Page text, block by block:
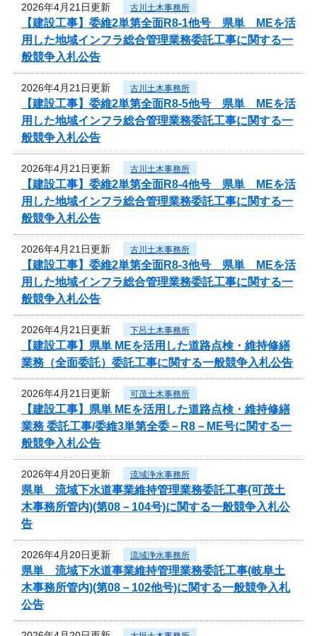
2026年4月21日更新 古川土木事務所
【建設工事】委維2単第全面R8-1他号 県単 MEを活
用した地域インフラ総合管理業務委託工事に関する一
般競争入札公告
2026年4月21日更新 古川土木事務所
【建設工事】委維2単第全面R8-5他号 県単 MEを活
用した地域インフラ総合管理業務委託工事に関する一
般競争入札公告
2026年4月21日更新 古川土木事務所
【建設工事】委維2単第全面R8-4他号 県単 MEを活
用した地域インフラ総合管理業務委託工事に関する一
般競争入札公告
2026年4月21日更新 古川土木事務所
【建設工事】委維2単第全面R8-3他号 県単 MEを活
用した地域インフラ総合管理業務委託工事に関する一
般競争入札公告
2026年4月21日更新 下呂土木事務所
【建設工事】県単 MEを活用した道路点検・維持修繕
業務（全面委託）委託工事に関する一般競争入札公告
2026年4月21日更新 可茂土木事務所
【建設工事】県単 MEを活用した道路点検・維持修繕
業務 委託工事/委維3単第全委－R8－ME号に関する一
般競争入札公告
2026年4月20日更新 流域浄水事務所
県単 流域下水道事業維持管理業務委託工事(可茂土
木事務所管内)(第08－104号)に関する一般競争入札公
告
2026年4月20日更新 流域浄水事務所
県単 流域下水道事業維持管理業務委託工事(岐阜土
木事務所管内)(第08－102他号)に関する一般競争入札
公告